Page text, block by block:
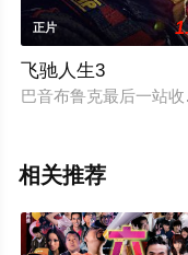
正片
飞驰人生3
巴音布鲁克最后一站
相关推荐